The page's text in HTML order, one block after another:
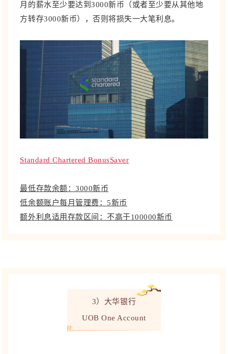
月的薪水至少要达到3000新币（或者至少要从其他地
方转存3000新币），否则将损失一大笔利息。
Standard Chartered BonusSaver
最低存款余额：3000新币
低余额账户每月管理费：5新币
额外利息适用存款区间：不高于100000新币
3）大华银行
UOB One Account